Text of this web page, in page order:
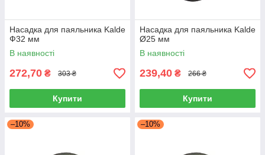
Насадка для паяльника Kalde
Ф32 мм
В наявності
272,70 ₴ 303 ₴
Купити
Насадка для паяльника Kalde
Ø25 мм
В наявності
239,40 ₴ 266 ₴
Купити
–10% –10%